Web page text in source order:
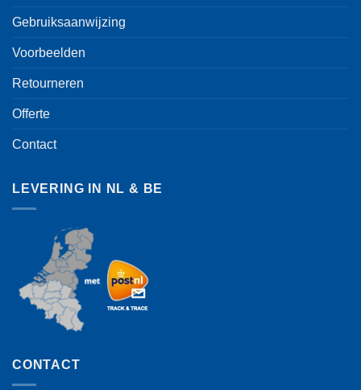
Gebruiksaanwijzing
Voorbeelden
Retourneren
Offerte
Contact
LEVERING IN NL & BE
CONTACT